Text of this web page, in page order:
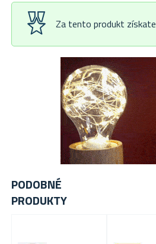
Za tento produkt získate
PODOBNÉ
PRODUKTY